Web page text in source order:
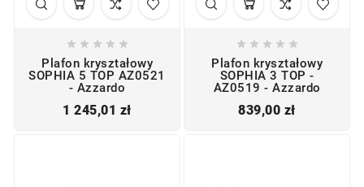
    
Plafon kryształowy
SOPHIA 5 TOP AZ0521
- Azzardo
1 245,01 złCena
    
Plafon kryształowy
SOPHIA 3 TOP -
AZ0519 - Azzardo
839,00 złCena